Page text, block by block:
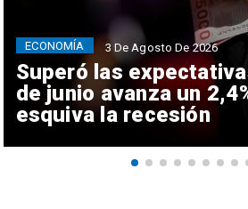
Superó las
de junio avanza un
esquiva la recesión
ECONOMÍA 3 De Agosto De 2026